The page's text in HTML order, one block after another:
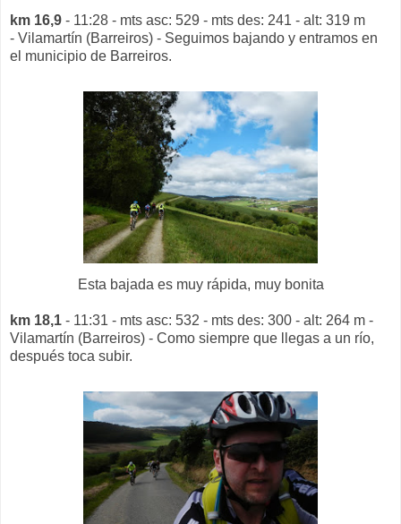
km 16,9 - 11:28 - mts asc: 529 - mts des: 241 - alt: 319 m
- Vilamartín (Barreiros) - Seguimos bajando y entramos en
el municipio de Barreiros.
Esta bajada es muy rápida, muy bonita
km 18,1 - 11:31 - mts asc: 532 - mts des: 300 - alt: 264 m -
Vilamartín (Barreiros) - Como siempre que llegas a un río,
después toca subir.